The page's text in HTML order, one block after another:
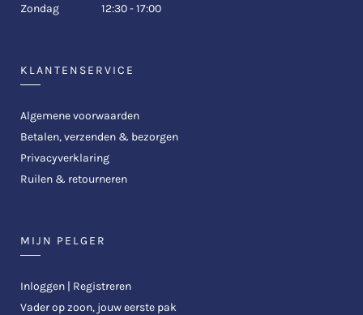
Zondag
12:30 - 17:00
KLANTENSERVICE
Algemene voorwaarden
Betalen, verzenden & bezorgen
Privacyverklaring
Ruilen & retourneren
MIJN PELGER
Inloggen | Registreren
Vader op zoon, jouw eerste pak